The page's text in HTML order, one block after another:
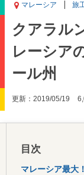
マレーシア 旅
クアラル
レーシア
ール州
更新：2019/05/19
目次
マレーシア最大